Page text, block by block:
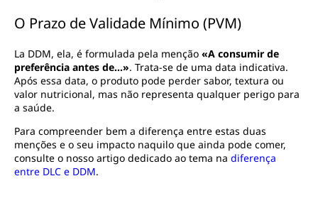
O Prazo de Validade Mínimo (PVM)
La DDM, ela, é formulada pela menção «A consumir de
preferência antes de…». Trata-se de uma data indicativa.
Após essa data, o produto pode perder sabor, textura ou
valor nutricional, mas não representa qualquer perigo para
a saúde.
Para compreender bem a diferença entre estas duas
menções e o seu impacto naquilo que ainda pode comer,
consulte o nosso artigo dedicado ao tema na diferença
entre DLC e DDM.